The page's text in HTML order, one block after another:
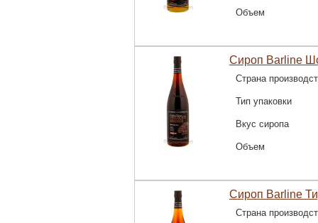
Объем
Сироп Barline
Страна
Тип упаковки
Вкус сиропа
Объем
Сироп Barline
Страна